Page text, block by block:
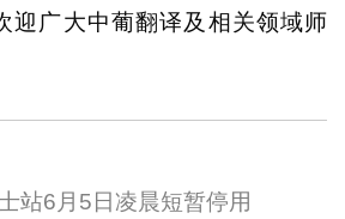
迎广大中葡翻译及相关领域师
站6月5日凌晨短暂停用